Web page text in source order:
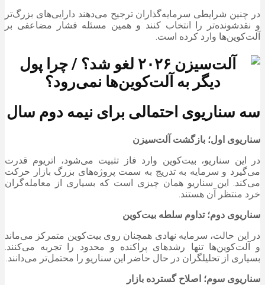
در چنین شرایطی سرمایه‌گذاران ترجیح می‌دهند دارایی‌های بزرگ‌تر
و نقدشونده‌تر را انتخاب کنند و همین مسئله فشار مضاعفی بر
آلت‌کوین‌ها وارد کرده است.
سه سناریوی احتمالی برای نیمه دوم سال
سناریوی اول؛ بازگشت آلت‌سیزن
در این سناریو، بیت‌کوین وارد فاز تثبیت می‌شود، اتریوم قدرت
می‌گیرد و سرمایه به تدریج به سمت پروژه‌های بزرگ بازار حرکت
می‌کند. این سناریو همان چیزی است که بسیاری از معامله‌گران
خرد منتظر آن هستند.
سناریوی دوم؛ تداوم سلطه بیت‌کوین
در این حالت، سرمایه نهادی همچنان روی بیت‌کوین متمرکز می‌ماند
و آلت‌کوین‌ها تنها رشدهای پراکنده و محدود را تجربه می‌کنند.
بسیاری از تحلیلگران در حال حاضر این سناریو را محتمل‌تر می‌دانند.
سناریوی سوم؛ اصلاح گسترده بازار